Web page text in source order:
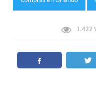
1.422